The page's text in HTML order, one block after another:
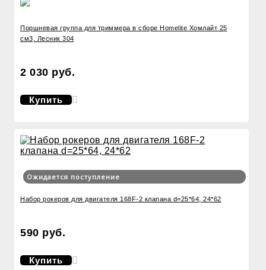
Поршневая группа для триммера в сборе Homelite Хомлайт 25
см3, Лесник 304
2 030 руб.
Купить
Ожидается поступление
Набор рокеров для двигателя 168F-2 клапана d=25*64, 24*62
590 руб.
Купить